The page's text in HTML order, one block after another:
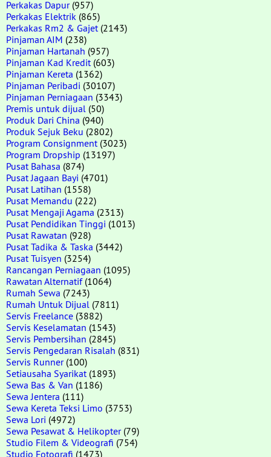
Perkakas Dapur(957)
Perkakas Elektrik (865)
Perkakas Rm2 & Gajet (2143)
Pinjaman AIM (238)
Pinjaman Hartanah (957)
Pinjaman Kad Kredit (603)
Pinjaman Kereta (1362)
Pinjaman Peribadi (30107)
Pinjaman Perniagaan (3343)
Premis untuk dijual (50)
Produk Dari China (940)
Produk Sejuk Beku (2802)
Program Consignment (3023)
Program Dropship (13197)
Pusat Bahasa (874)
Pusat Jagaan Bayi (4701)
Pusat Latihan (1558)
Pusat Memandu (222)
Pusat Mengaji Agama (2313)
Pusat Pendidikan Tinggi (1013)
Pusat Rawatan (928)
Pusat Tadika & Taska (3442)
Pusat Tuisyen (3254)
Rancangan Perniagaan (1095)
Rawatan Alternatif(1064)
Rumah Sewa (7243)
Rumah Untuk Dijual (7811)
Servis Freelance (3882)
Servis Keselamatan (1543)
Servis Pembersihan (2845)
Servis Pengedaran Risalah (831)
Servis Runner(100)
Setiausaha Syarikat (1893)
Sewa Bas & Van (1186)
Sewa Jentera (111)
Sewa Kereta Teksi Limo (3753)
Sewa Lori (4972)
Sewa Pesawat & Helikopter(79)
Studio Filem & Videografi (754)
Studio Fotografi (1473)